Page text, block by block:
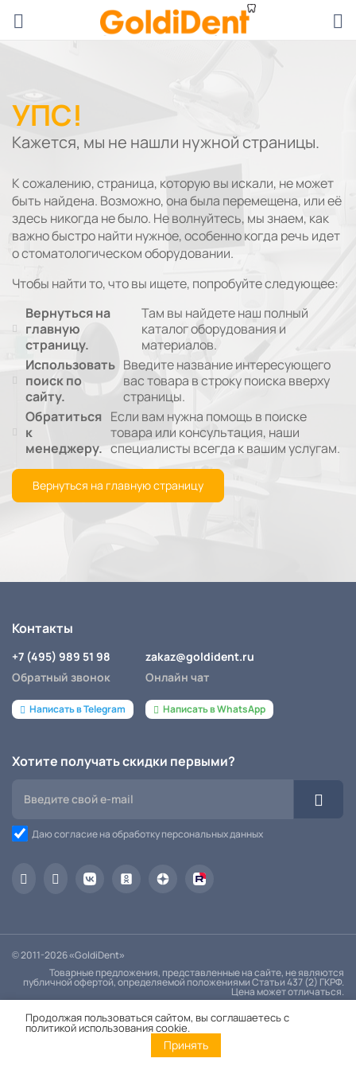
Корзина
УПС!
Кажется, мы не нашли нужной страницы.
К сожалению, страница, которую вы искали, не может
быть найдена. Возможно, она была перемещена, или её
здесь никогда не было. Не волнуйтесь, мы знаем, как
важно быстро найти нужное, особенно когда речь идет
о стоматологическом оборудовании.
Чтобы найти то, что вы ищете, попробуйте следующее:
Вернуться на
главную
страницу.
Там вы найдете наш полный
каталог оборудования и
материалов.
Использовать
поиск по
сайту.
Введите название интересующего
вас товара в строку поиска вверху
страницы.
Обратиться
к
менеджеру.
Если вам нужна помощь в поиске
товара или консультация, наши
специалисты всегда к вашим услугам.
Вернуться на главную страницу
Контакты
+7 (495) 989 51 98
Обратный звонок
Написать в Telegram
zakaz@goldident.ru
Онлайн чат
Написать в WhatsApp
Хотите получать скидки первыми?
Даю согласие на обработку персональных данных
© 2011-2026 «GoldiDent»
Товарные предложения, представленные на сайте, не являются
публичной офертой, определяемой положениями Статьи 437 (2) ГКРФ.
Цена может отличаться.
Продолжая пользоваться сайтом, вы соглашаетесь с
политикой использования cookie.
Принять